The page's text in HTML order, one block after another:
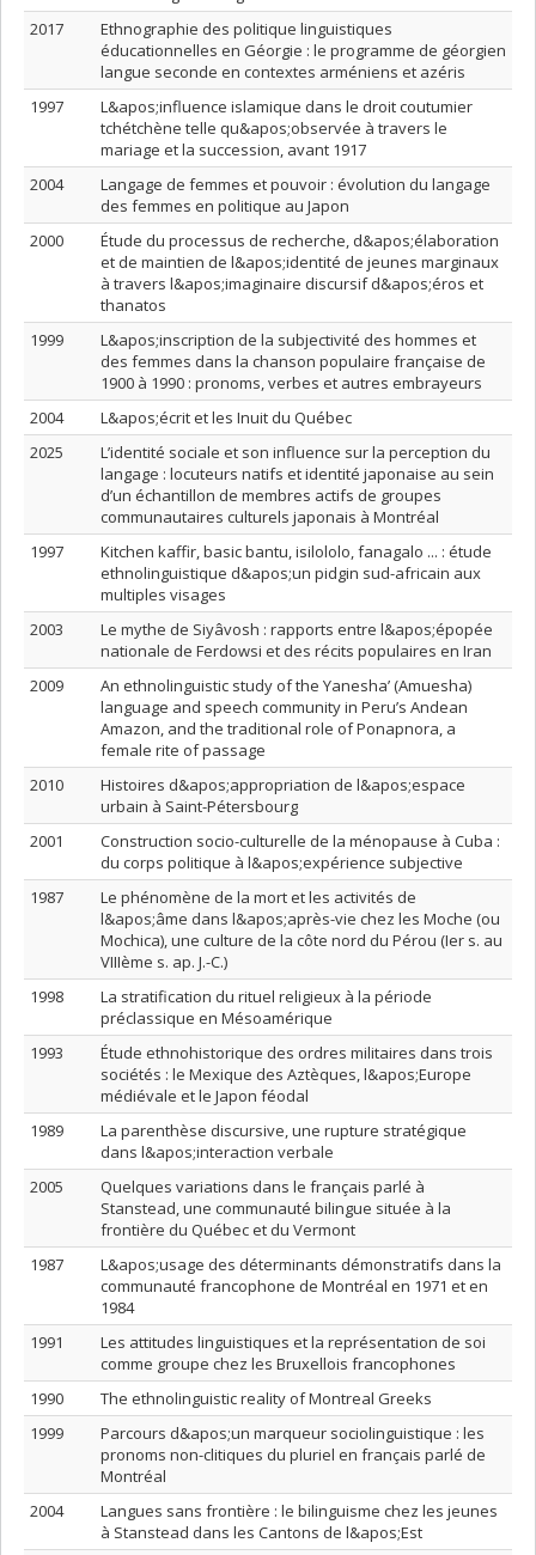
2017
Ethnographie des politique linguistiques
éducationnelles en Géorgie : le programme de géorgien
langue seconde en contextes arméniens et azéris
1997
L&apos;influence islamique dans le droit coutumier
tchétchène telle qu&apos;observée à travers le
mariage et la succession, avant 1917
2004
Langage de femmes et pouvoir : évolution du langage
des femmes en politique au Japon
2000
Étude du processus de recherche, d&apos;élaboration
et de maintien de l&apos;identité de jeunes marginaux
à travers l&apos;imaginaire discursif d&apos;éros et
thanatos
1999
L&apos;inscription de la subjectivité des hommes et
des femmes dans la chanson populaire française de
1900 à 1990 : pronoms, verbes et autres embrayeurs
2004
L&apos;écrit et les Inuit du Québec
2025
L’identité sociale et son influence sur la perception du
langage : locuteurs natifs et identité japonaise au sein
d’un échantillon de membres actifs de groupes
communautaires culturels japonais à Montréal
1997
Kitchen kaffir, basic bantu, isilololo, fanagalo ... : étude
ethnolinguistique d&apos;un pidgin sud-africain aux
multiples visages
2003
Le mythe de Siyâvosh : rapports entre l&apos;épopée
nationale de Ferdowsi et des récits populaires en Iran
2009
An ethnolinguistic study of the Yanesha’ (Amuesha)
language and speech community in Peru’s Andean
Amazon, and the traditional role of Ponapnora, a
female rite of passage
2010
Histoires d&apos;appropriation de l&apos;espace
urbain à Saint-Pétersbourg
2001
Construction socio-culturelle de la ménopause à Cuba :
du corps politique à l&apos;expérience subjective
1987
Le phénomène de la mort et les activités de
l&apos;âme dans l&apos;après-vie chez les Moche (ou
Mochica), une culture de la côte nord du Pérou (Ier s. au
VIIIème s. ap. J.-C.)
1998
La stratification du rituel religieux à la période
préclassique en Mésoamérique
1993
Étude ethnohistorique des ordres militaires dans trois
sociétés : le Mexique des Aztèques, l&apos;Europe
médiévale et le Japon féodal
1989
La parenthèse discursive, une rupture stratégique
dans l&apos;interaction verbale
2005
Quelques variations dans le français parlé à
Stanstead, une communauté bilingue située à la
frontière du Québec et du Vermont
1987
L&apos;usage des déterminants démonstratifs dans la
communauté francophone de Montréal en 1971 et en
1984
1991
Les attitudes linguistiques et la représentation de soi
comme groupe chez les Bruxellois francophones
1990
The ethnolinguistic reality of Montreal Greeks
1999
Parcours d&apos;un marqueur sociolinguistique : les
pronoms non-clitiques du pluriel en français parlé de
Montréal
2004
Langues sans frontière : le bilinguisme chez les jeunes
à Stanstead dans les Cantons de l&apos;Est